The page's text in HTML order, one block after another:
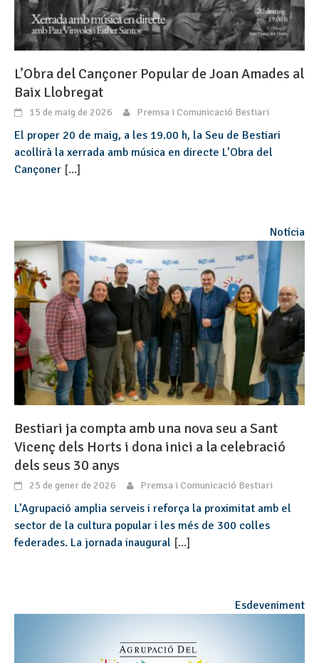
L’Obra del Cançoner Popular de Joan Amades al
Baix Llobregat
15 de maig de 2026 Premsa i Comunicació Bestiari
El proper 20 de maig, a les 19.00 h, la Seu de Bestiari
acollirà la xerrada amb música en directe L’Obra del
Cançoner [...]
Notícia
Bestiari ja compta amb una nova seu a Sant
Vicenç dels Horts i dona inici a la celebració
dels seus 30 anys
25 de gener de 2026 Premsa i Comunicació Bestiari
L’Agrupació amplia serveis i reforça la proximitat amb el
sector de la cultura popular i les més de 300 colles
federades. La jornada inaugural [...]
Esdeveniment